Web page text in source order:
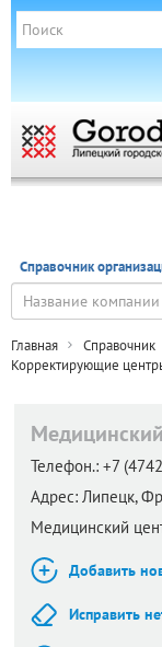
Справочник
Главная Справочник
Корректирующие
Телефон.: +7
Адрес: Липецк,
Медицинский
Добавить
Исправить